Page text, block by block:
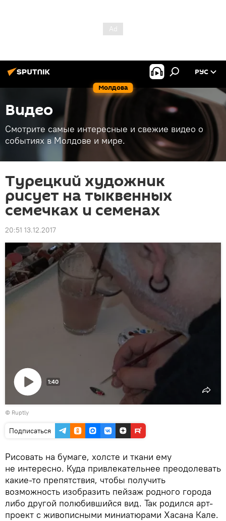
Молдова
РУС
Видео
Смотрите самые интересные и свежие видео о
событиях в Молдове и мире.
Турецкий художник
рисует на тыквенных
семечках и семенах
20:51 13.12.2017
Воспроизвести
видео
1:40
© Ruptly
Подписаться
Рисовать на бумаге, холсте и ткани ему
не интересно. Куда привлекательнее преодолевать
какие-то препятствия, чтобы получить
возможность изобразить пейзаж родного города
либо другой полюбившийся вид. Так родился арт-
проект с живописными миниатюрами Хасана Кале.